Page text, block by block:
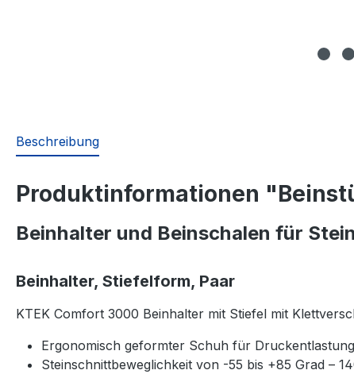
Beschreibung
Produktinformationen
Beinhalter und Beinschalen für
Beinhalter, Stiefelform, Paar
KTEK Comfort 3000 Beinhalter mit Stiefel mit
Ergonomisch geformter Schuh für
Steinschnittbeweglichkeit von -55 bis +85 Grad –